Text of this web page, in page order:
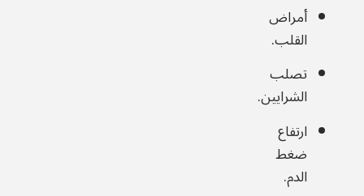
أمراض
القلب.
تصلب
الشرايين.
ارتفاع
ضغط
الدم.